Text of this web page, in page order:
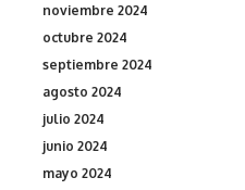
noviembre 2024
octubre 2024
septiembre 2024
agosto 2024
julio 2024
junio 2024
mayo 2024